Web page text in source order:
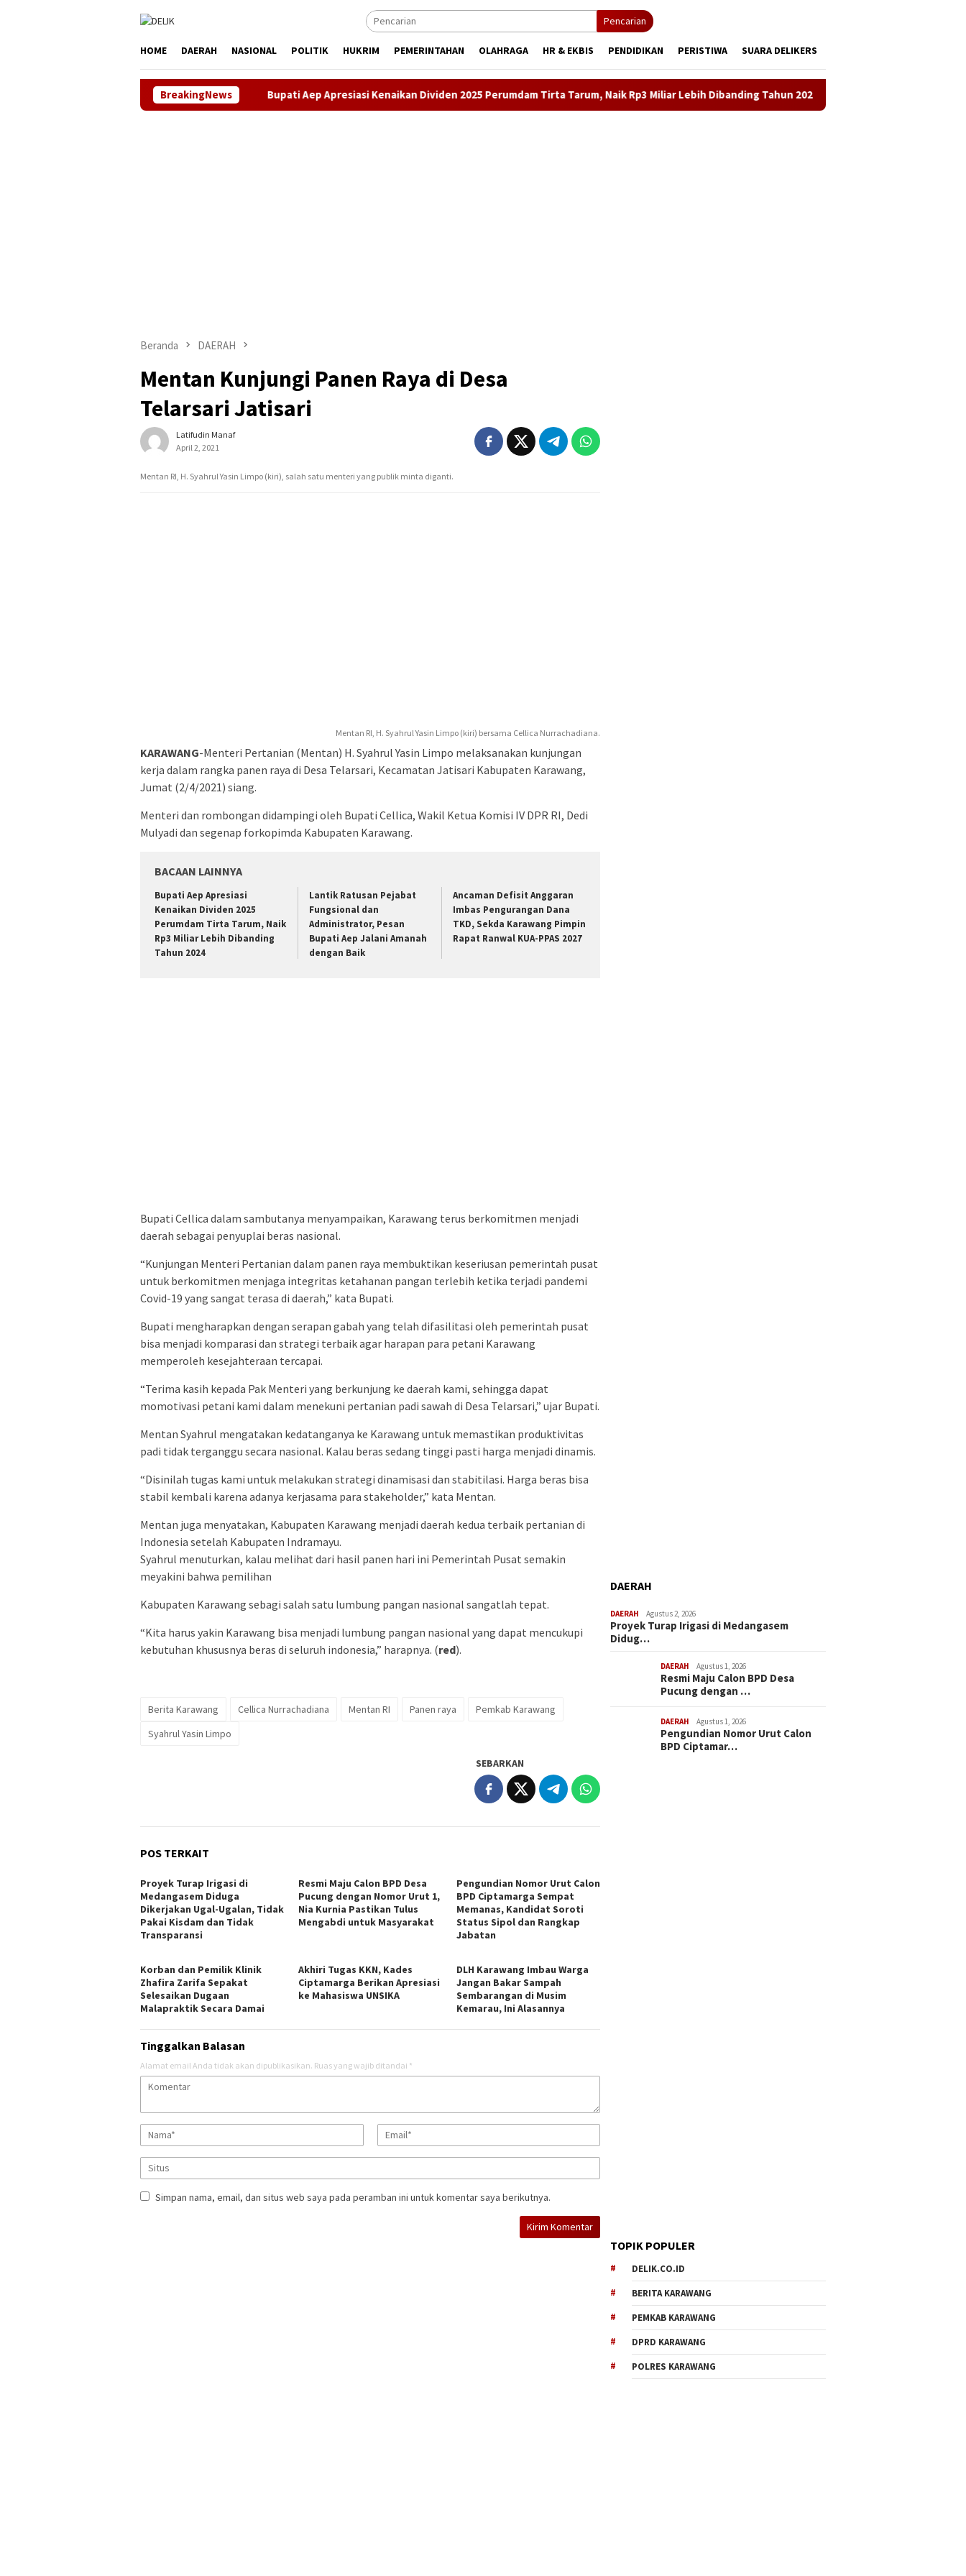
Pencarian
HOME DAERAH NASIONAL POLITIK HUKRIM PEMERINTAHAN OLAHRAGA HR & EKBIS PENDIDIKAN PERISTIWA SUARA DELIKERS
BreakingNewsBupati Aep Apresiasi Kenaikan Dividen 2025 Perumdam Tirta Tarum, Naik Rp3 Miliar Lebih Dibanding Tahun 2024 LKBH LPKSM Satria Desak Kejari
Beranda DAERAH
Mentan Kunjungi Panen Raya di Desa
Telarsari Jatisari
Latifudin Manaf
April 2, 2021
Mentan RI, H. Syahrul Yasin Limpo (kiri), salah satu menteri yang publik minta diganti.
Mentan RI, H. Syahrul Yasin Limpo (kiri) bersama Cellica Nurrachadiana.
KARAWANG-Menteri Pertanian (Mentan) H. Syahrul Yasin Limpo melaksanakan kunjungan
kerja dalam rangka panen raya di Desa Telarsari, Kecamatan Jatisari Kabupaten Karawang,
Jumat (2/4/2021) siang.
Menteri dan rombongan didampingi oleh Bupati Cellica, Wakil Ketua Komisi IV DPR RI, Dedi
Mulyadi dan segenap forkopimda Kabupaten Karawang.
BACAAN LAINNYA
Bupati Aep Apresiasi
Kenaikan Dividen 2025
Perumdam Tirta Tarum, Naik
Rp3 Miliar Lebih Dibanding
Tahun 2024
Lantik Ratusan Pejabat
Fungsional dan
Administrator, Pesan
Bupati Aep Jalani Amanah
dengan Baik
Ancaman Defisit Anggaran
Imbas Pengurangan Dana
TKD, Sekda Karawang Pimpin
Rapat Ranwal KUA-PPAS 2027
Bupati Cellica dalam sambutanya menyampaikan, Karawang terus berkomitmen menjadi
daerah sebagai penyuplai beras nasional.
“Kunjungan Menteri Pertanian dalam panen raya membuktikan keseriusan pemerintah pusat
untuk berkomitmen menjaga integritas ketahanan pangan terlebih ketika terjadi pandemi
Covid-19 yang sangat terasa di daerah,” kata Bupati.
Bupati mengharapkan dengan serapan gabah yang telah difasilitasi oleh pemerintah pusat
bisa menjadi komparasi dan strategi terbaik agar harapan para petani Karawang
memperoleh kesejahteraan tercapai.
“Terima kasih kepada Pak Menteri yang berkunjung ke daerah kami, sehingga dapat
momotivasi petani kami dalam menekuni pertanian padi sawah di Desa Telarsari,” ujar Bupati.
Mentan Syahrul mengatakan kedatanganya ke Karawang untuk memastikan produktivitas
padi tidak terganggu secara nasional. Kalau beras sedang tinggi pasti harga menjadi dinamis.
“Disinilah tugas kami untuk melakukan strategi dinamisasi dan stabitilasi. Harga beras bisa
stabil kembali karena adanya kerjasama para stakeholder,” kata Mentan.
Mentan juga menyatakan, Kabupaten Karawang menjadi daerah kedua terbaik pertanian di
Indonesia setelah Kabupaten Indramayu.
Syahrul menuturkan, kalau melihat dari hasil panen hari ini Pemerintah Pusat semakin
meyakini bahwa pemilihan
Kabupaten Karawang sebagi salah satu lumbung pangan nasional sangatlah tepat.
“Kita harus yakin Karawang bisa menjadi lumbung pangan nasional yang dapat mencukupi
kebutuhan khususnya beras di seluruh indonesia,” harapnya. (red).
Berita Karawang Cellica Nurrachadiana Mentan RI Panen raya
Pemkab Karawang
Syahrul Yasin Limpo
SEBARKAN
POS TERKAIT
Proyek Turap Irigasi di
Medangasem Diduga
Dikerjakan Ugal-Ugalan, Tidak
Pakai Kisdam dan Tidak
Transparansi
Resmi Maju Calon BPD Desa
Pucung dengan Nomor Urut 1,
Nia Kurnia Pastikan Tulus
Mengabdi untuk Masyarakat
Pengundian Nomor Urut Calon
BPD Ciptamarga Sempat
Memanas, Kandidat Soroti
Status Sipol dan Rangkap
Jabatan
Korban dan Pemilik Klinik
Zhafira Zarifa Sepakat
Selesaikan Dugaan
Malapraktik Secara Damai
Akhiri Tugas KKN, Kades
Ciptamarga Berikan Apresiasi
ke Mahasiswa UNSIKA
DLH Karawang Imbau Warga
Jangan Bakar Sampah
Sembarangan di Musim
Kemarau, Ini Alasannya
Tinggalkan Balasan
Alamat email Anda tidak akan dipublikasikan. Ruas yang wajib ditandai *
Simpan nama, email, dan situs web saya pada peramban ini untuk komentar saya berikutnya.
DAERAH
DAERAH Agustus 2, 2026
Proyek Turap Irigasi di Medangasem
Didug…
DAERAH Agustus 1, 2026
Resmi Maju Calon BPD Desa
Pucung dengan …
DAERAH Agustus 1, 2026
Pengundian Nomor Urut Calon
BPD Ciptamar…
TOPIK POPULER
DELIK.CO.ID
BERITA KARAWANG
PEMKAB KARAWANG
DPRD KARAWANG
POLRES KARAWANG